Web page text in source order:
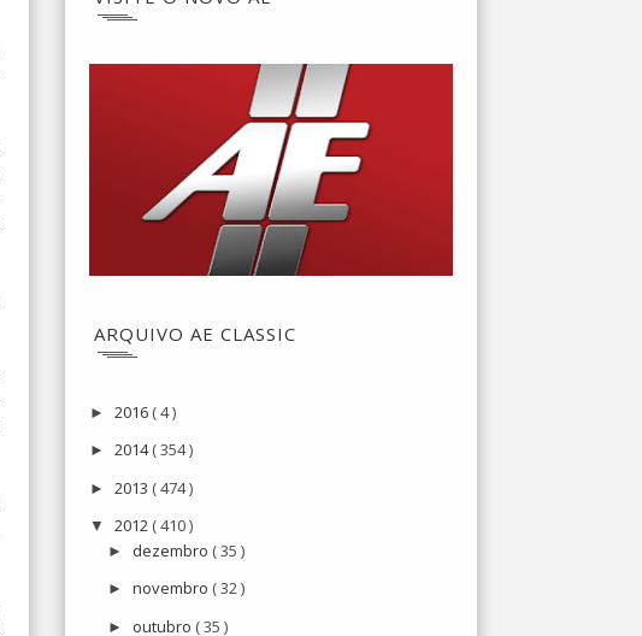
ARQUIVO AE CLASSIC
► 2016 ( 4 )
► 2014( 354 )
► 2013 ( 474 )
▼ 2012 ( 410 )
► dezembro ( 35 )
►novembro ( 32 )
► outubro ( 35 )